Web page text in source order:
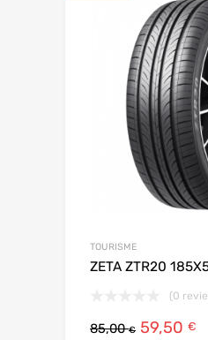
TOURISME
ZETA ZTR20
(0
85,00€ 59,50 €